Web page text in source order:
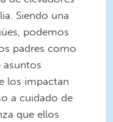
Siendo una
podemos
padres como
asuntos
los impactan
a cuidado de
que ellos